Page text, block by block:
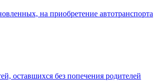
на приобретение автотранспорта
оставшихся без попечения родителей